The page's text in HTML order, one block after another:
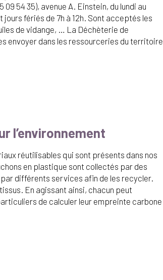
54 35), avenue A. Einstein, du lundi au
jours fériés de 7h à 12h. Sont acceptés les
de vidange, … La Déchèterie de
envoyer dans les ressourceries du territoire
l’environnement
réutilisables qui sont présents dans nos
en plastique sont collectés par des
différents services afin de les recycler.
En agissant ainsi, chacun peut
de calculer leur empreinte carbone